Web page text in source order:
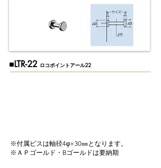
​■LTR-22 ロコポイントアール22
※付属ビスは軸径4φ×30㎜となります。
※ＡＰゴールド・Bゴールドは要納期